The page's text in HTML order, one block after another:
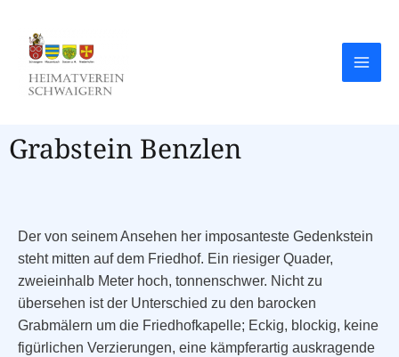
Grabstein Benzlen
Der von seinem Ansehen her imposanteste Gedenkstein
steht mitten auf dem Friedhof. Ein riesiger Quader,
zweieinhalb Meter hoch, tonnenschwer. Nicht zu
übersehen ist der Unterschied zu den barocken
Grabmälern um die Friedhofkapelle; Eckig, blockig, keine
figürlichen Verzierungen, eine kämpferartig auskragende